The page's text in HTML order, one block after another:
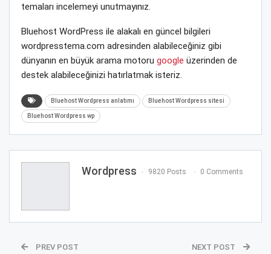
temaları incelemeyi unutmayınız.
Bluehost WordPress ile alakalı en güncel bilgileri
wordpresstema.com adresinden alabileceğiniz gibi
dünyanın en büyük arama motoru google üzerinden de
destek alabileceğinizi hatırlatmak isteriz.
Bluehost Wordpress anlatımı Bluehost Wordpress sitesi
Bluehost Wordpress wp
Wordpress 9820 Posts 0 Comments
PREV POST NEXT POST